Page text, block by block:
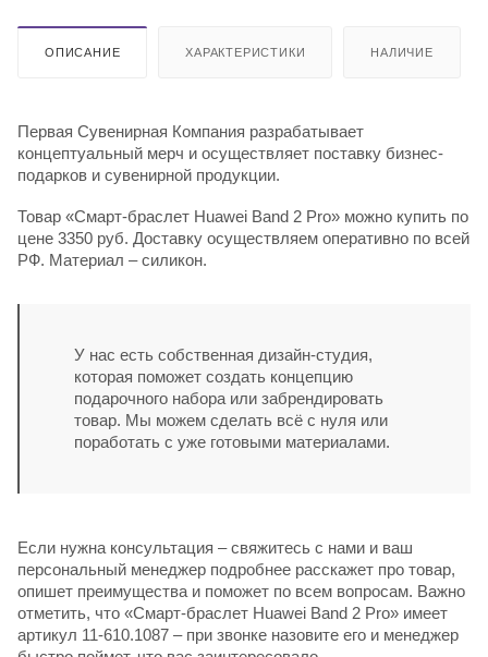
ОПИСАНИЕ ХАРАКТЕРИСТИКИ НАЛИЧИЕ
Первая Сувенирная Компания разрабатывает
концептуальный мерч и осуществляет поставку бизнес-
подарков и сувенирной продукции.
Товар «Смарт-браслет Huawei Band 2 Pro» можно купить по
цене 3350 руб. Доставку осуществляем оперативно по всей
РФ. Материал – силикон.
У нас есть собственная дизайн-студия,
которая поможет создать концепцию
подарочного набора или забрендировать
товар. Мы можем сделать всё с нуля или
поработать с уже готовыми материалами.
Если нужна консультация – свяжитесь с нами и ваш
персональный менеджер подробнее расскажет про товар,
опишет преимущества и поможет по всем вопросам. Важно
отметить, что «Смарт-браслет Huawei Band 2 Pro» имеет
артикул 11-610.1087 – при звонке назовите его и менеджер